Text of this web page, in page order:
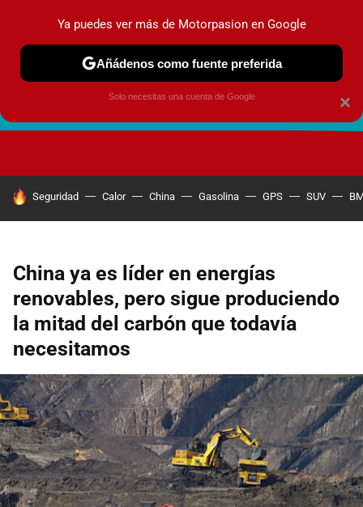
HOY SE HABLA DE
Seguridad Calor China Gasolina GPS SUV
China ya es líder en energías
renovables, pero sigue produciendo
la mitad del carbón que todavía
necesitamos
×
Ya puedes ver más de Motorpasion en Google
Añádenos como fuente preferida
Solo necesitas una cuenta de Google